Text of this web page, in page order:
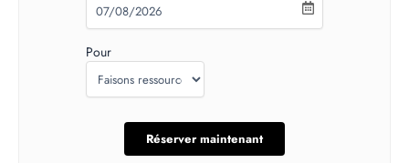
Pour